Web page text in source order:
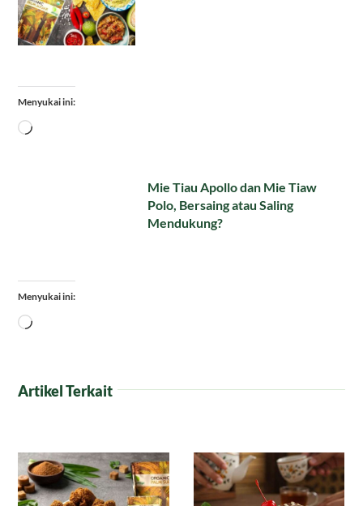
Menyukai ini:
Memuat...
Mie Tiau Apollo dan Mie Tiaw
Polo, Bersaing atau Saling
Mendukung?
Menyukai ini:
Memuat...
Artikel Terkait